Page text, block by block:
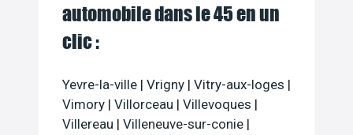
automobile dans le 45 en un
clic :
Yevre-la-ville | Vrigny | Vitry-aux-loges |
Vimory | Villorceau | Villevoques |
Villereau | Villeneuve-sur-conie |